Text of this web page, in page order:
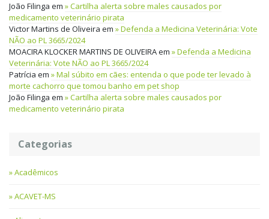
João Filinga em
Cartilha alerta sobre males causados por
medicamento veterinário pirata
Victor Martins de Oliveira em
Defenda a Medicina Veterinária: Vote
NÃO ao PL 3665/2024
MOACIRA KLOCKER MARTINS DE OLIVEIRAem
Defenda a Medicina
Veterinária: Vote NÃO ao PL 3665/2024
Patrícia em
Mal súbito em cães: entenda o que pode ter levado à
morte cachorro que tomou banho em pet shop
João Filinga em
Cartilha alerta sobre males causados por
medicamento veterinário pirata
Categorias
Acadêmicos
ACAVET-MS